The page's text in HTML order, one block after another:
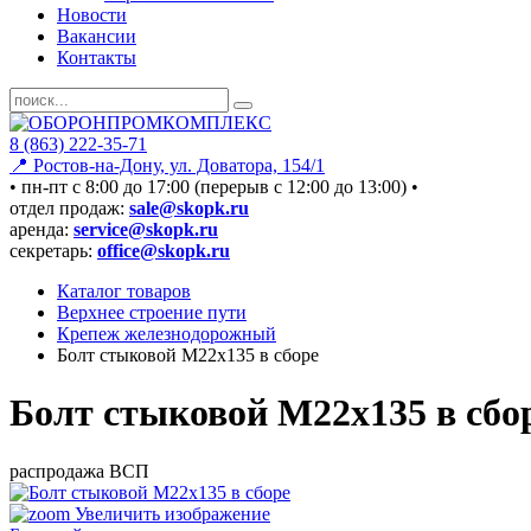
Новости
Вакансии
Контакты
8 (863) 222-35-71
📍 Ростов-на-Дону, ул. Доватора, 154/1
• пн-пт c 8:00 до 17:00 (перерыв с 12:00 до 13:00) •
отдел продаж: sale@skopk.ru
аренда: service@skopk.ru
секретарь: office@skopk.ru
Каталог товаров
Верхнее строение пути
Крепеж железнодорожный
Болт стыковой М22х135 в сборе
Болт стыковой М22х135 в
распродажа ВСП
Увеличить изображение